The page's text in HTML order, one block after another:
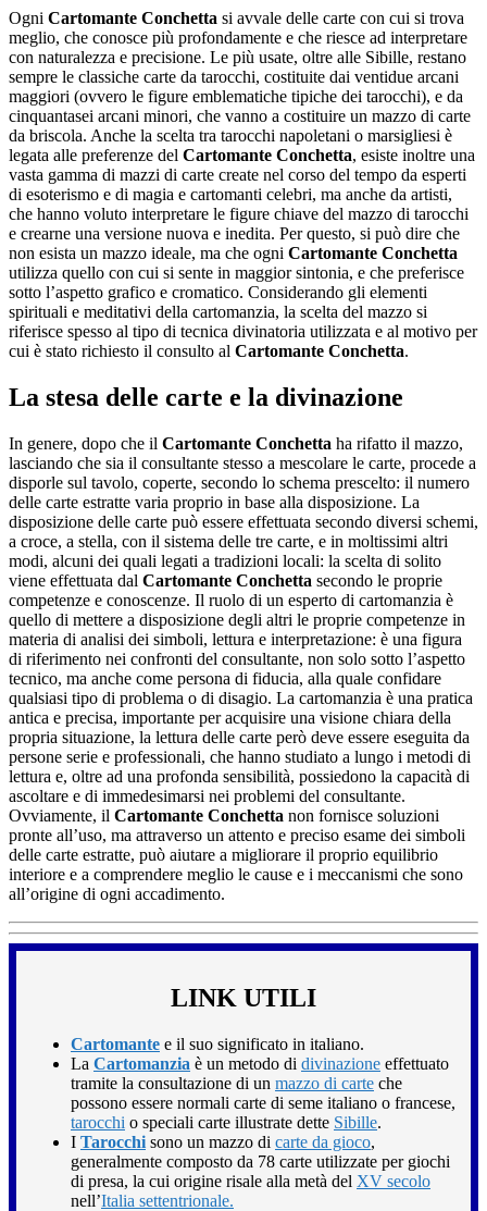
Ogni Cartomante Conchetta si avvale delle carte con cui si trova
meglio, che conosce più profondamente e che riesce ad interpretare
con naturalezza e precisione. Le più usate, oltre alle Sibille, restano
sempre le classiche carte da tarocchi, costituite dai ventidue arcani
maggiori (ovvero le figure emblematiche tipiche dei tarocchi), e da
cinquantasei arcani minori, che vanno a costituire un mazzo di carte
da briscola. Anche la scelta tra tarocchi napoletani o marsigliesi è
legata alle preferenze del Cartomante Conchetta, esiste inoltre una
vasta gamma di mazzi di carte create nel corso del tempo da esperti
di esoterismo e di magia e cartomanti celebri, ma anche da artisti,
che hanno voluto interpretare le figure chiave del mazzo di tarocchi
e crearne una versione nuova e inedita. Per questo, si può dire che
non esista un mazzo ideale, ma che ogni Cartomante Conchetta
utilizza quello con cui si sente in maggior sintonia, e che preferisce
sotto l’aspetto grafico e cromatico. Considerando gli elementi
spirituali e meditativi della cartomanzia, la scelta del mazzo si
riferisce spesso al tipo di tecnica divinatoria utilizzata e al motivo per
cui è stato richiesto il consulto al Cartomante Conchetta.
La stesa delle carte e la divinazione
In genere, dopo che il Cartomante Conchetta ha rifatto il mazzo,
lasciando che sia il consultante stesso a mescolare le carte, procede a
disporle sul tavolo, coperte, secondo lo schema prescelto: il numero
delle carte estratte varia proprio in base alla disposizione. La
disposizione delle carte può essere effettuata secondo diversi schemi,
a croce, a stella, con il sistema delle tre carte, e in moltissimi altri
modi, alcuni dei quali legati a tradizioni locali: la scelta di solito
viene effettuata dal Cartomante Conchetta secondo le proprie
competenze e conoscenze. Il ruolo di un esperto di cartomanzia è
quello di mettere a disposizione degli altri le proprie competenze in
materia di analisi dei simboli, lettura e interpretazione: è una figura
di riferimento nei confronti del consultante, non solo sotto l’aspetto
tecnico, ma anche come persona di fiducia, alla quale confidare
qualsiasi tipo di problema o di disagio. La cartomanzia è una pratica
antica e precisa, importante per acquisire una visione chiara della
propria situazione, la lettura delle carte però deve essere eseguita da
persone serie e professionali, che hanno studiato a lungo i metodi di
lettura e, oltre ad una profonda sensibilità, possiedono la capacità di
ascoltare e di immedesimarsi nei problemi del consultante.
Ovviamente, il Cartomante Conchetta non fornisce soluzioni
pronte all’uso, ma attraverso un attento e preciso esame dei simboli
delle carte estratte, può aiutare a migliorare il proprio equilibrio
interiore e a comprendere meglio le cause e i meccanismi che sono
all’origine di ogni accadimento.
LINK UTILI
Cartomante e il suo significato in italiano.
La Cartomanzia è un metodo di divinazione effettuato
tramite la consultazione di un mazzo di carte che
possono essere normali carte di seme italiano o francese,
tarocchi o speciali carte illustrate dette Sibille.
I Tarocchi sono un mazzo di carte da gioco,
generalmente composto da 78 carte utilizzate per giochi
di presa, la cui origine risale alla metà del XV secolo
nell’Italia settentrionale.